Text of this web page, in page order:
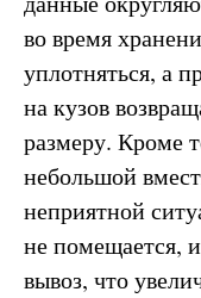
во время
уплотняться, а
на кузов
размеру. Кроме
небольшой
неприятной
не помещается,
вывоз, что